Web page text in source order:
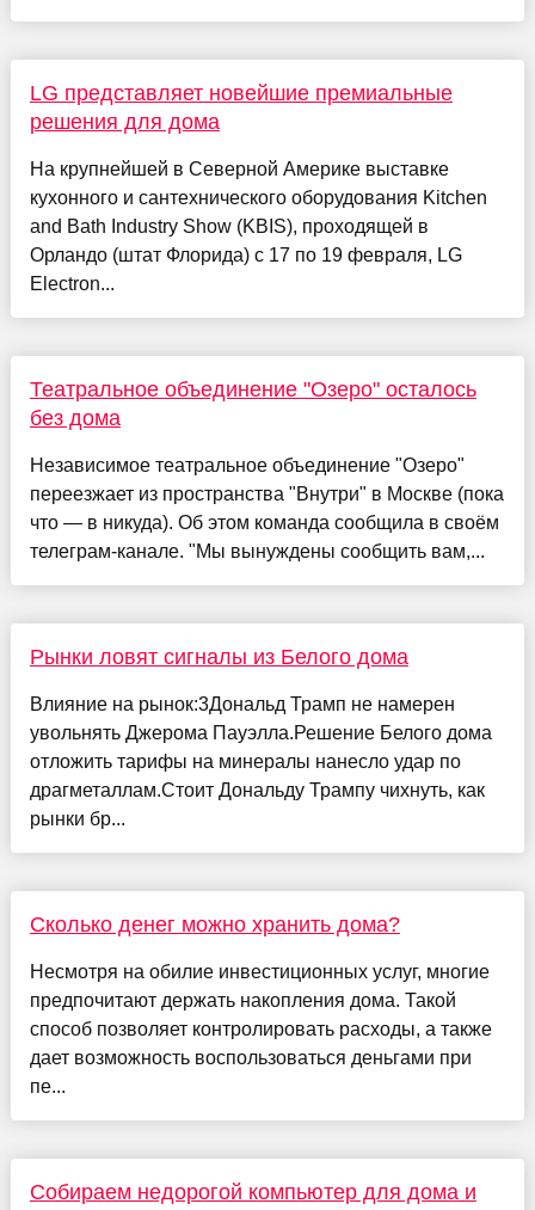
LG представляет новейшие премиальные
решения для дома
На крупнейшей в Северной Америке выставке
кухонного и сантехнического оборудования Kitchen
and Bath Industry Show (KBIS), проходящей в
Орландо (штат Флорида) с 17 по 19 февраля, LG
Electron...
Театральное объединение "Озеро" осталось
без дома
Независимое театральное объединение "Озеро"
переезжает из пространства "Внутри" в Москве (пока
что — в никуда). Об этом команда сообщила в своём
телеграм-канале. "Мы вынуждены сообщить вам,...
Рынки ловят сигналы из Белого дома
Влияние на рынок:3Дональд Трамп не намерен
увольнять Джерома Пауэлла.Решение Белого дома
отложить тарифы на минералы нанесло удар по
драгметаллам.Стоит Дональду Трампу чихнуть, как
рынки бр...
Сколько денег можно хранить дома?
Несмотря на обилие инвестиционных услуг, многие
предпочитают держать накопления дома. Такой
способ позволяет контролировать расходы, а также
дает возможность воспользоваться деньгами при
пе...
Собираем недорогой компьютер для дома и